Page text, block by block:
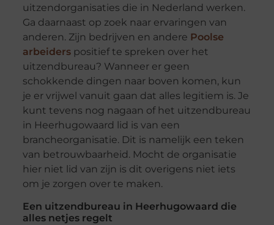
uitzendorganisaties die in Nederland werken.
Ga daarnaast op zoek naar ervaringen van
anderen. Zijn bedrijven en andere Poolse
arbeiderspositief te spreken over het
uitzendbureau? Wanneer er geen
schokkende dingen naar boven komen, kun
je er vrijwel vanuit gaan dat alles legitiem is. Je
kunt tevens nog nagaan of het uitzendbureau
in Heerhugowaard lid is van een
brancheorganisatie. Dit is namelijk een teken
van betrouwbaarheid. Mocht de organisatie
hier niet lid van zijn is dit overigens niet iets
om je zorgen over te maken.
Een uitzendbureau in Heerhugowaard die
alles netjes regelt